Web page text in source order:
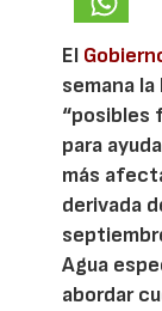
El
semana
“posibles
para
más
derivada
Agua
abordar